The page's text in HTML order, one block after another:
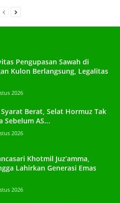
Pengupasan Sawah di
Kulon Berlangsung, Legalitas
2026
Berat, Selat Hormuz Tak
Sebelum AS...
2026
Khotmil Juz’amma,
Lahirkan Generasi Emas
2026